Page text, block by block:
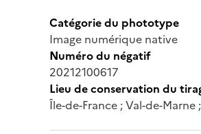
Catégorie du phototype
Image numérique native
Numéro du négatif
20212100617
Lieu de conservation du
Île-de-France ; Val-de-